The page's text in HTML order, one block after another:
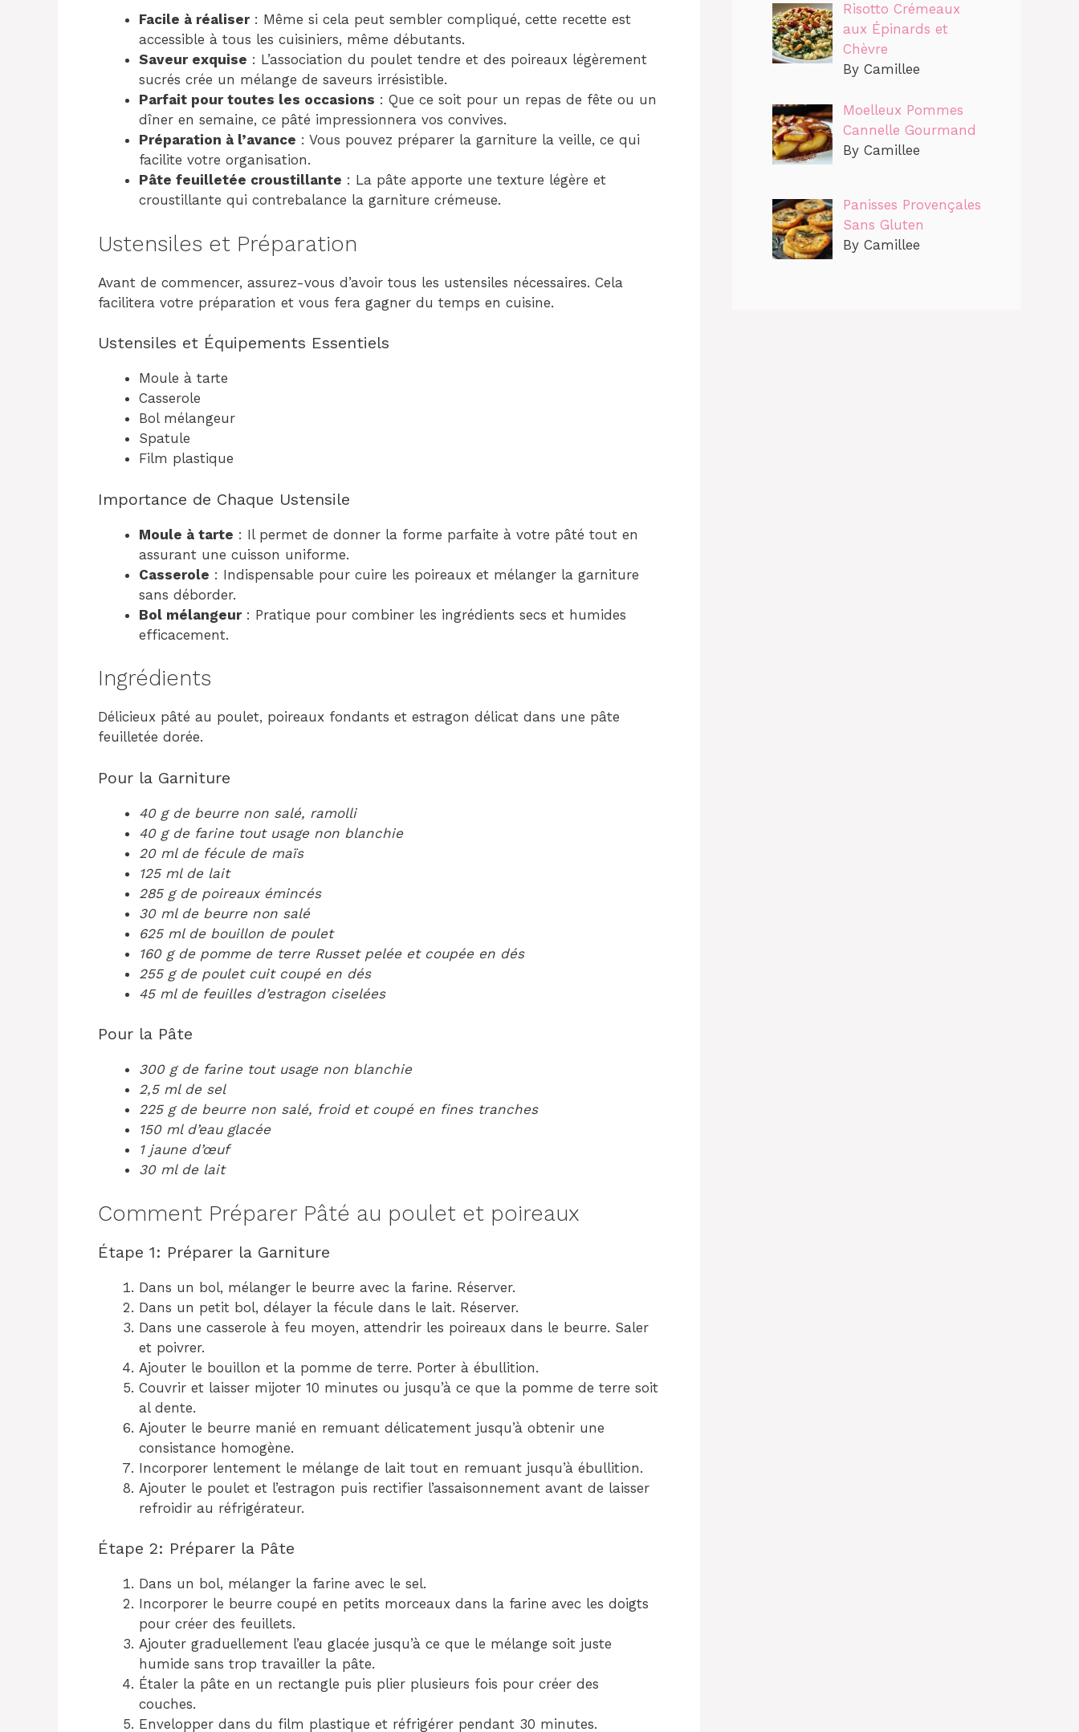
Facile à réaliser: Même si cela peut sembler compliqué, cette recette est
accessible à tous les cuisiniers, même débutants.
Saveur exquise : L’association du poulet tendre et des poireaux légèrement
sucrés crée un mélange de saveurs irrésistible.
Parfait pour toutes les occasions : Que ce soit pour un repas de fête ou un
dîner en semaine, ce pâté impressionnera vos convives.
Préparation à l’avance : Vous pouvez préparer la garniture la veille, ce qui
facilite votre organisation.
Pâte feuilletée croustillante : La pâte apporte une texture légère et
croustillante qui contrebalance la garniture crémeuse.
Ustensiles et Préparation
Avant de commencer, assurez-vous d’avoir tous les ustensiles nécessaires. Cela
facilitera votre préparation et vous fera gagner du temps en cuisine.
Ustensiles et Équipements Essentiels
Moule à tarte
Casserole
Bol mélangeur
Spatule
Film plastique
Importance de Chaque Ustensile
Moule à tarte : Il permet de donner la forme parfaite à votre pâté tout en
assurant une cuisson uniforme.
Casserole : Indispensable pour cuire les poireaux et mélanger la garniture
sans déborder.
Bol mélangeur: Pratique pour combiner les ingrédients secs et humides
efficacement.
Ingrédients
Délicieux pâté au poulet, poireaux fondants et estragon délicat dans une pâte
feuilletée dorée.
Pour la Garniture
40 g de beurre non salé, ramolli
40 g de farine tout usage non blanchie
20 ml de fécule de maïs
125 ml de lait
285 g de poireaux émincés
30 ml de beurre non salé
625 ml de bouillon de poulet
160 g de pomme de terre Russet pelée et coupée en dés
255 g de poulet cuit coupé en dés
45 ml de feuilles d’estragon ciselées
Pour la Pâte
300 g de farine tout usage non blanchie
2,5 ml de sel
225 g de beurre non salé, froid et coupé en fines tranches
150 ml d’eau glacée
1 jaune d’œuf
30 ml de lait
Comment Préparer Pâté au poulet et poireaux
Étape 1: Préparer la Garniture
Dans un bol, mélanger le beurre avec la farine. Réserver.
Dans un petit bol, délayer la fécule dans le lait. Réserver.
Dans une casserole à feu moyen, attendrir les poireaux dans le beurre. Saler
et poivrer.
Ajouter le bouillon et la pomme de terre. Porter à ébullition.
Couvrir et laisser mijoter 10 minutes ou jusqu’à ce que la pomme de terre soit
al dente.
Ajouter le beurre manié en remuant délicatement jusqu’à obtenir une
consistance homogène.
Incorporer lentement le mélange de lait tout en remuant jusqu’à ébullition.
Ajouter le poulet et l’estragon puis rectifier l’assaisonnement avant de laisser
refroidir au réfrigérateur.
Étape 2: Préparer la Pâte
Dans un bol, mélanger la farine avec le sel.
Incorporer le beurre coupé en petits morceaux dans la farine avec les doigts
pour créer des feuillets.
Ajouter graduellement l’eau glacée jusqu’à ce que le mélange soit juste
humide sans trop travailler la pâte.
Étaler la pâte en un rectangle puis plier plusieurs fois pour créer des
couches.
Envelopper dans du film plastique et réfrigérer pendant 30 minutes.
Risotto Crémeaux
aux Épinards et
Chèvre
By Camillee
Moelleux Pommes
Cannelle Gourmand
By Camillee
Panisses Provençales
Sans Gluten
By Camillee